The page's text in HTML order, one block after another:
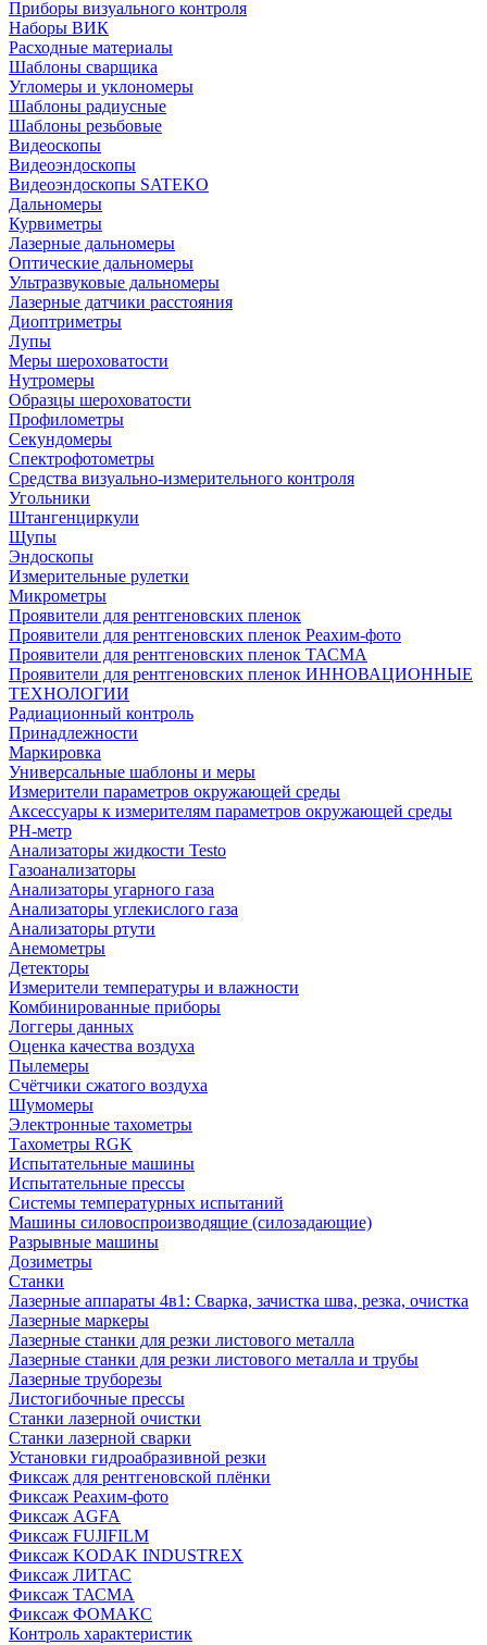
Приборы визуального контроля
Наборы ВИК
Расходные материалы
Шаблоны сварщика
Угломеры и уклономеры
Шаблоны радиусные
Шаблоны резьбовые
Видеоскопы
Видеоэндоскопы
Видеоэндоскопы SATEKO
Дальномеры
Курвиметры
Лазерные дальномеры
Оптические дальномеры
Ультразвуковые дальномеры
Лазерные датчики расстояния
Диоптриметры
Лупы
Меры шероховатости
Нутромеры
Образцы шероховатости
Профилометры
Секундомеры
Спектрофотометры
Средства визуально-измерительного контроля
Угольники
Штангенциркули
Щупы
Эндоскопы
Измерительные рулетки
Микрометры
Проявители для рентгеновских пленок
Проявители для рентгеновских пленок Реахим-фото
Проявители для рентгеновских пленок ТАСМА
Проявители для рентгеновских пленок ИННОВАЦИОННЫЕ
ТЕХНОЛОГИИ
Радиационный контроль
Принадлежности
Маркировка
Универсальные шаблоны и меры
Измерители параметров окружающей среды
Аксессуары к измерителям параметров окружающей среды
PH-метр
Анализаторы жидкости Testo
Газоанализаторы
Анализаторы угарного газа
Анализаторы углекислого газа
Анализаторы ртути
Анемометры
Детекторы
Измерители температуры и влажности
Комбинированные приборы
Логгеры данных
Оценка качества воздуха
Пылемеры
Счётчики сжатого воздуха
Шумомеры
Электронные тахометры
Тахометры RGK
Испытательные машины
Испытательные прессы
Системы температурных испытаний
Машины силовоспроизводящие (силозадающие)
Разрывные машины
Дозиметры
Станки
Лазерные аппараты 4в1: Сварка, зачистка шва, резка, очистка
Лазерные маркеры
Лазерные станки для резки листового металла
Лазерные станки для резки листового металла и трубы
Лазерные труборезы
Листогибочные прессы
Станки лазерной очистки
Станки лазерной сварки
Установки гидроабразивной резки
Фиксаж для рентгеновской плёнки
Фиксаж Реахим-фото
Фиксаж AGFA
Фиксаж FUJIFILM
Фиксаж KODAK INDUSTREX
Фиксаж ЛИТАС
Фиксаж ТАСМА
Фиксаж ФОМАКС
Контроль характеристик